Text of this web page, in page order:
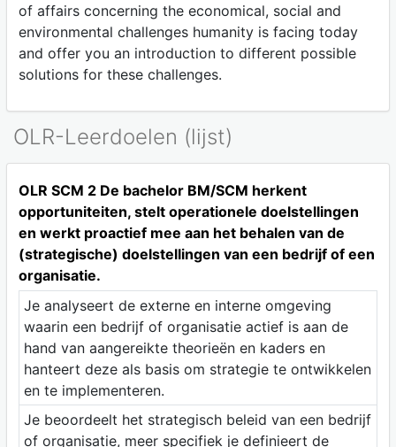
of affairs concerning the economical, social and
environmental challenges humanity is facing today
and offer you an introduction to different possible
solutions for these challenges.
OLR-Leerdoelen (lijst)
OLR SCM 2 De bachelor BM/SCM herkent
opportuniteiten, stelt operationele doelstellingen
en werkt proactief mee aan het behalen van de
(strategische) doelstellingen van een bedrijf of een
organisatie.
Je analyseert de externe en interne omgeving
waarin een bedrijf of organisatie actief is aan de
hand van aangereikte theorieën en kaders en
hanteert deze als basis om strategie te ontwikkelen
en te implementeren.
Je beoordeelt het strategisch beleid van een bedrijf
of organisatie, meer specifiek je definieert de